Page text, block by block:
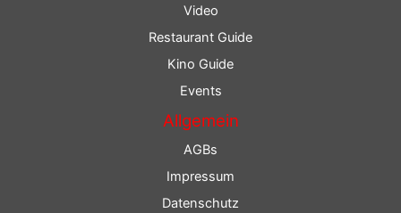
Video
Restaurant Guide
Kino Guide
Events
Allgemein
AGBs
Impressum
Datenschutz